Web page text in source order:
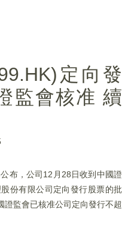
定向發
監會核准 續
布，公司12月28日收到中國證
份有限公司定向發行股票的批
監會已核准公司定向發行不超